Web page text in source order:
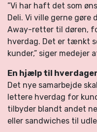
”Vi har haft det som
Deli. Vi ville gerne gøre
Away-retter til døren,
hverdag. Det er tænkt
kunder,” siger medejer
En hjælp til
Det nye samarbejde
lettere hverdag for
tilbyder blandt andet
eller sandwiches til